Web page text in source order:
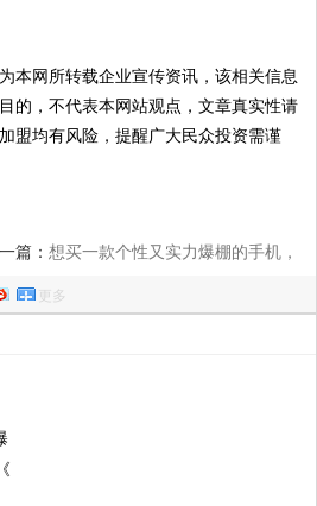
本网所转载企业宣传资讯，该相关信息
的，不代表本网站观点，文章真实性请
盟均有风险，提醒广大民众投资需谨
篇： 想买一款个性又实力爆棚的手机，
更多